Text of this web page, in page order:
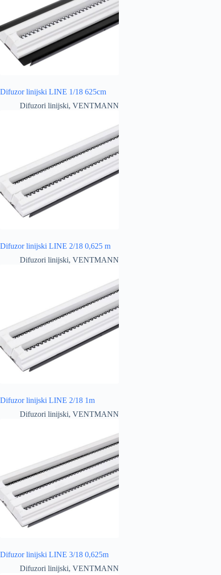
Difuzor linijski LINE 1/18 625cm
Difuzori linijski, VENTMANN
Difuzor linijski LINE 2/18 0,625 m
Difuzori linijski, VENTMANN
Difuzor linijski LINE 2/18 1m
Difuzori linijski, VENTMANN
Difuzor linijski LINE 3/18 0,625m
Difuzori linijski, VENTMANN